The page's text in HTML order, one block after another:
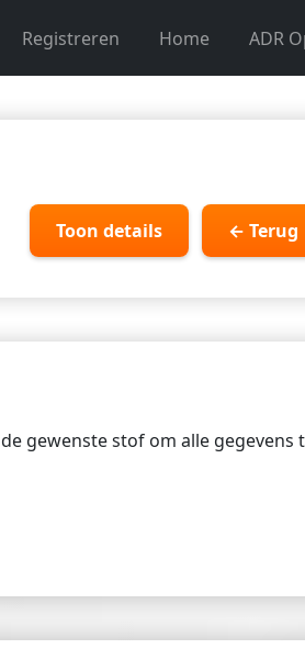
Registreren Home ADR
Toon details ← Terug
gewenste stof om alle